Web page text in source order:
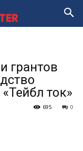
грантов
ток»
0
695